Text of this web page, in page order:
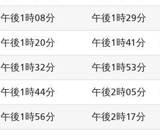
午後1時08分 午後1時29分
午後1時20分 午後1時41分
午後1時32分 午後1時53分
午後1時44分 午後2時05分
午後1時56分 午後2時17分